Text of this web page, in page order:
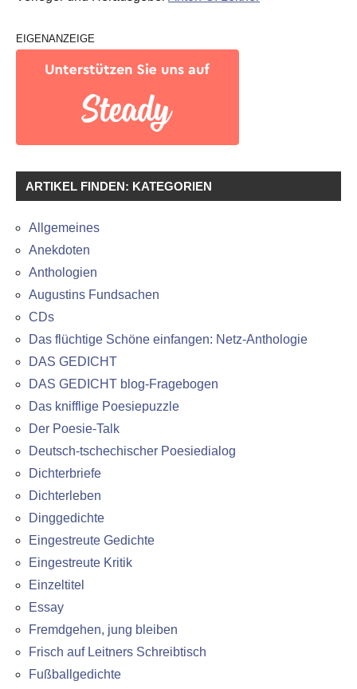
EIGENANZEIGE
ARTIKEL FINDEN: KATEGORIEN
Allgemeines
Anekdoten
Anthologien
Augustins Fundsachen
CDs
Das flüchtige Schöne einfangen: Netz-Anthologie
DAS GEDICHT
DAS GEDICHT blog-Fragebogen
Das knifflige Poesiepuzzle
Der Poesie-Talk
Deutsch-tschechischer Poesiedialog
Dichterbriefe
Dichterleben
Dinggedichte
Eingestreute Gedichte
Eingestreute Kritik
Einzeltitel
Essay
Fremdgehen, jung bleiben
Frisch auf Leitners Schreibtisch
Fußballgedichte